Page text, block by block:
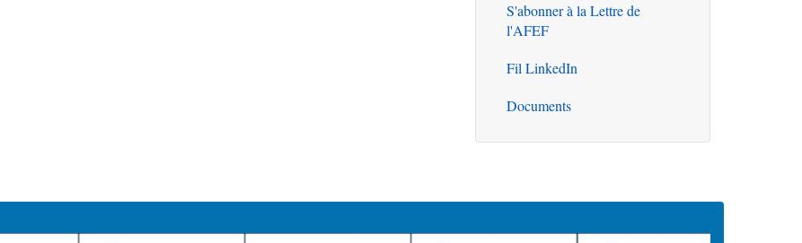
S'abonner à la Lettre de
l'AFEF
Fil LinkedIn
Documents